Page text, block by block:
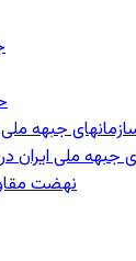
جبهه ملی
جبهه ملی ایران
- نهضت